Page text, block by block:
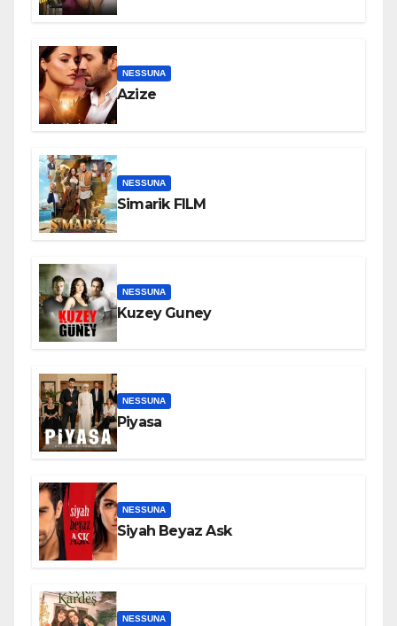
NESSUNA
Azize
NESSUNA
Simarik FILM
NESSUNA
Kuzey Guney
NESSUNA
Piyasa
NESSUNA
Siyah Beyaz Ask
NESSUNA